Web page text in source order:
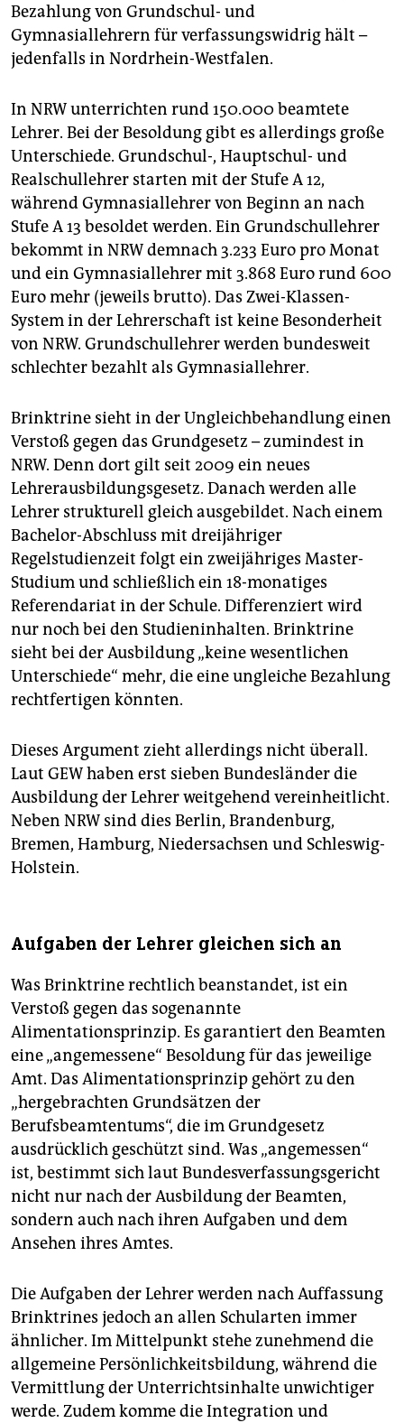
Bezahlung von Grundschul- und
Gymnasiallehrern für verfassungswidrig hält –
jedenfalls in Nordrhein-Westfalen.
In NRW unterrichten rund 150.000 beamtete
Lehrer. Bei der Besoldung gibt es allerdings große
Unterschiede. Grundschul-, Hauptschul- und
Realschullehrer starten mit der Stufe A 12,
während Gymnasiallehrer von Beginn an nach
Stufe A 13 besoldet werden. Ein Grundschullehrer
bekommt in NRW demnach 3.233 Euro pro Monat
und ein Gymnasiallehrer mit 3.868 Euro rund 600
Euro mehr (jeweils brutto). Das Zwei-Klassen-
System in der Lehrerschaft ist keine Besonderheit
von NRW. Grundschullehrer werden bundesweit
schlechter bezahlt als Gymnasiallehrer.
Brinktrine sieht in der Ungleichbehandlung einen
Verstoß gegen das Grundgesetz – zumindest in
NRW. Denn dort gilt seit 2009 ein neues
Lehrerausbildungsgesetz. Danach werden alle
Lehrer strukturell gleich ausgebildet. Nach einem
Bachelor-Abschluss mit dreijähriger
Regelstudienzeit folgt ein zweijähriges Master-
Studium und schließlich ein 18-monatiges
Referendariat in der Schule. Differenziert wird
nur noch bei den Studieninhalten. Brinktrine
sieht bei der Ausbildung „keine wesentlichen
Unterschiede“ mehr, die eine ungleiche Bezahlung
rechtfertigen könnten.
Dieses Argument zieht allerdings nicht überall.
Laut GEW haben erst sieben Bundesländer die
Ausbildung der Lehrer weitgehend vereinheitlicht.
Neben NRW sind dies Berlin, Brandenburg,
Bremen, Hamburg, Niedersachsen und Schleswig-
Holstein.
Aufgaben der Lehrer gleichen sich an
Was Brinktrine rechtlich beanstandet, ist ein
Verstoß gegen das sogenannte
Alimentationsprinzip. Es garantiert den Beamten
eine „angemessene“ Besoldung für das jeweilige
Amt. Das Alimentationsprinzip gehört zu den
„hergebrachten Grundsätzen der
Berufsbeamtentums“, die im Grundgesetz
ausdrücklich geschützt sind. Was „angemessen“
ist, bestimmt sich laut Bundesverfassungsgericht
nicht nur nach der Ausbildung der Beamten,
sondern auch nach ihren Aufgaben und dem
Ansehen ihres Amtes.
Die Aufgaben der Lehrer werden nach Auffassung
Brinktrines jedoch an allen Schularten immer
ähnlicher. Im Mittelpunkt stehe zunehmend die
allgemeine Persönlichkeitsbildung, während die
Vermittlung der Unterrichtsinhalte unwichtiger
werde. Zudem komme die Integration und